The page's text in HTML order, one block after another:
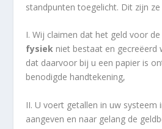
standpunten toegelicht. Dit zijn
I. Wij claimen dat het geld voor
fysiek niet bestaat en
dat daarvoor bij u een papier is
benodigde handtekening,
II. U voert getallen in uw systeem
aangeven en naar gelang de